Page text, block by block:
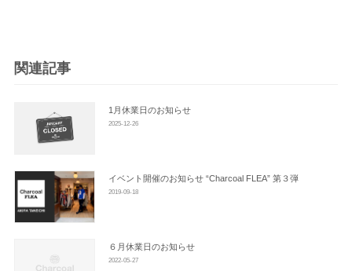
シ
関連記事
1月休業日のお知らせ
2025-12-26
イベント開催のお知らせ “Charcoal FLEA” 第３弾
2019-09-18
６月休業日のお知らせ
2022-05-27